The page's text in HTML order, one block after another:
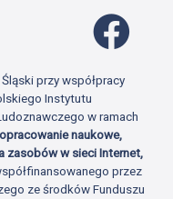
przy współpracy
Instytutu
w ramach
naukowe,
zasobów w sieci Internet,
przez
ze środków Funduszu